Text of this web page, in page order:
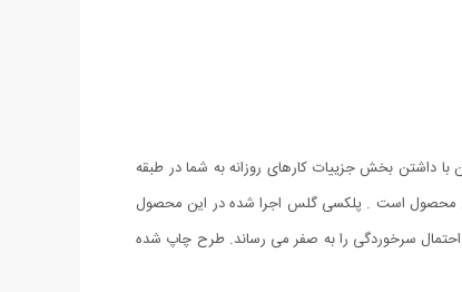
داشتن بخش جزییات کارهای روزانه به شما در طبقه
محصول است . پلکسی گلس اجرا شده در این محصول
سرخوردگی را به صفر می رساند. طرح چاپ شده